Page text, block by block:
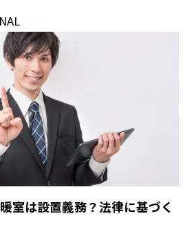
室は設置義務？法律に基づく